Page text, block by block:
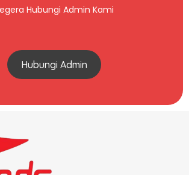
Hubungi Admin Kami
Hubungi Admin